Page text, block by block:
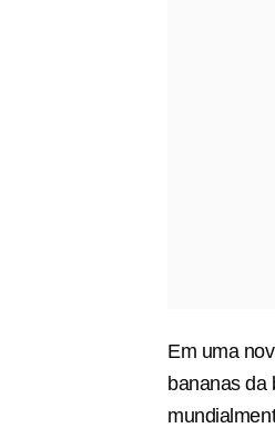
Em uma
bananas da